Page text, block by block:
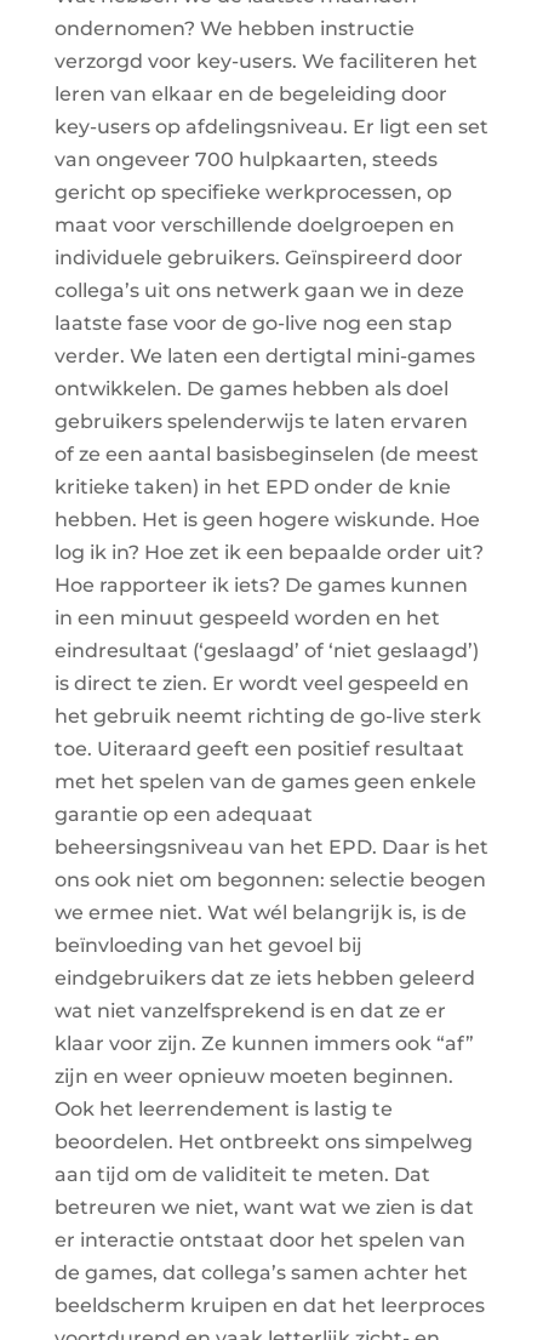
ondernomen? We hebben instructie
verzorgd voor key-users. We faciliteren het
leren van elkaar en de begeleiding door
key-users op afdelingsniveau. Er ligt een set
van ongeveer 700 hulpkaarten, steeds
gericht op specifieke werkprocessen, op
maat voor verschillende doelgroepen en
individuele gebruikers. Geïnspireerd door
collega’s uit ons netwerk gaan we in deze
laatste fase voor de go-live nog een stap
verder. We laten een dertigtal mini-games
ontwikkelen. De games hebben als doel
gebruikers spelenderwijs te laten ervaren
of ze een aantal basisbeginselen (de meest
kritieke taken) in het EPD onder de knie
hebben. Het is geen hogere wiskunde. Hoe
log ik in? Hoe zet ik een bepaalde order uit?
Hoe rapporteer ik iets? De games kunnen
in een minuut gespeeld worden en het
eindresultaat (‘geslaagd’ of ‘niet geslaagd’)
is direct te zien. Er wordt veel gespeeld en
het gebruik neemt richting de go-live sterk
toe. Uiteraard geeft een positief resultaat
met het spelen van de games geen enkele
garantie op een adequaat
beheersingsniveau van het EPD. Daar is het
ons ook niet om begonnen: selectie beogen
we ermee niet. Wat wél belangrijk is, is de
beïnvloeding van het gevoel bij
eindgebruikers dat ze iets hebben geleerd
wat niet vanzelfsprekend is en dat ze er
klaar voor zijn. Ze kunnen immers ook “af”
zijn en weer opnieuw moeten beginnen.
Ook het leerrendement is lastig te
beoordelen. Het ontbreekt ons simpelweg
aan tijd om de validiteit te meten. Dat
betreuren we niet, want wat we zien is dat
er interactie ontstaat door het spelen van
de games, dat collega’s samen achter het
beeldscherm kruipen en dat het leerproces